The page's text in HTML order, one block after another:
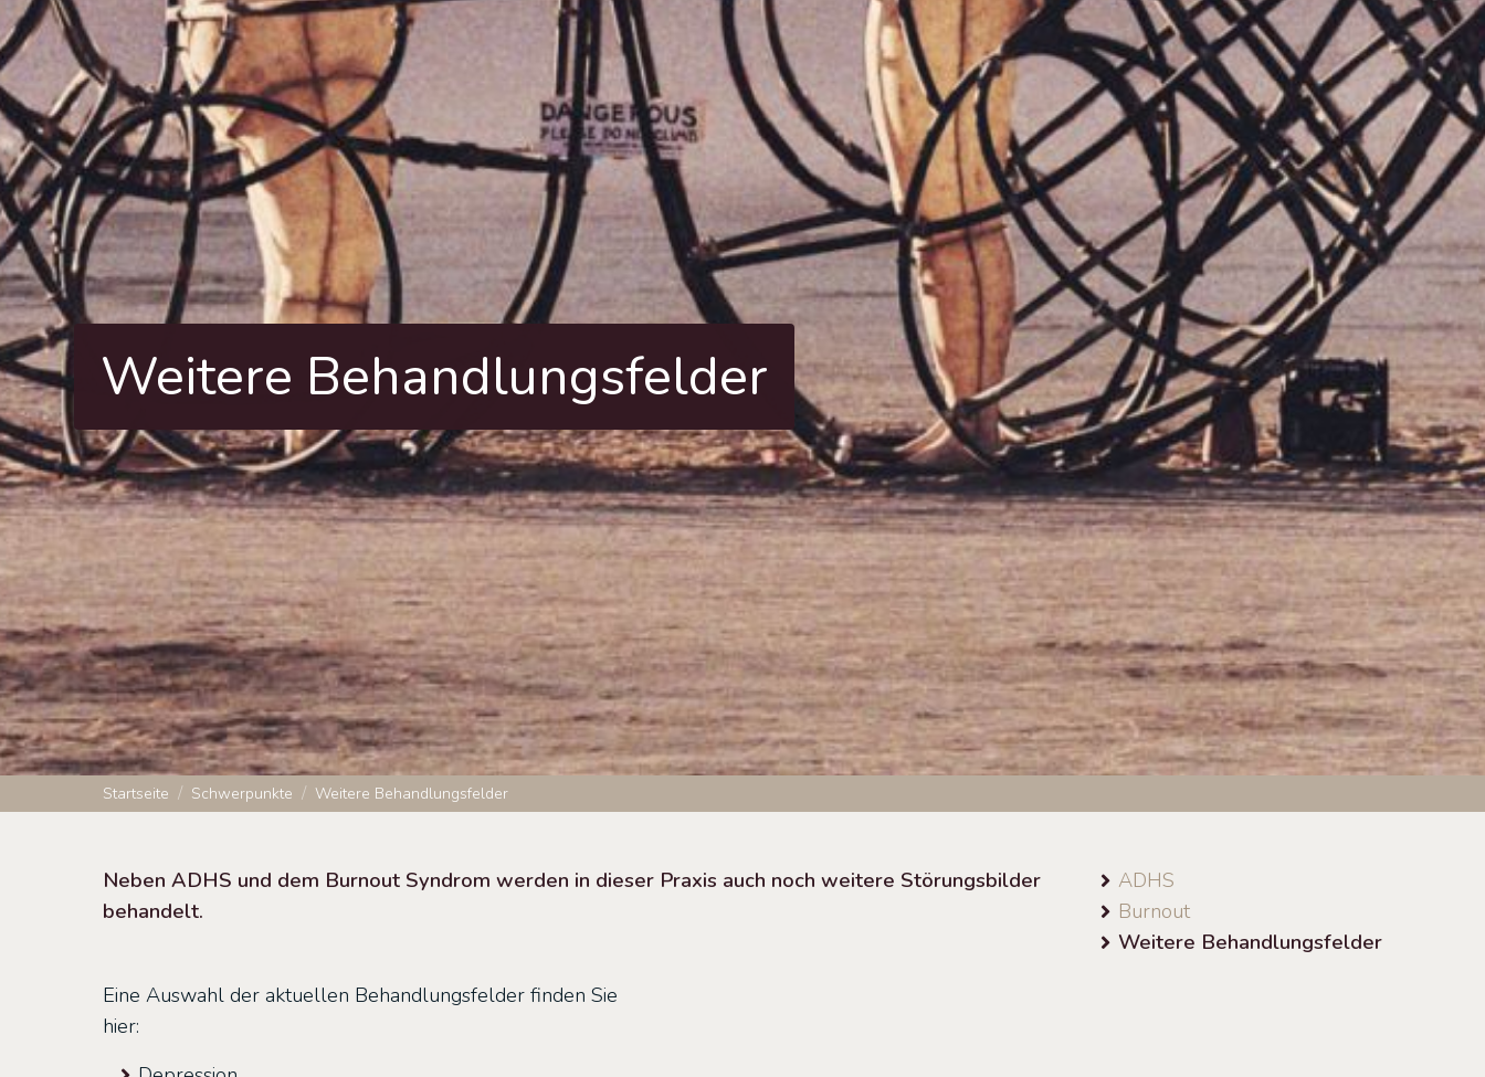
Weitere Behandlungsfelder
Startseite Schwerpunkte Weitere Behandlungsfelder
Neben ADHS und dem Burnout Syndrom werden in dieser Praxis auch noch weitere Störungsbilder
behandelt.
Eine Auswahl der aktuellen Behandlungsfelder finden Sie
hier:
ADHS
Burnout
Weitere Behandlungsfelder